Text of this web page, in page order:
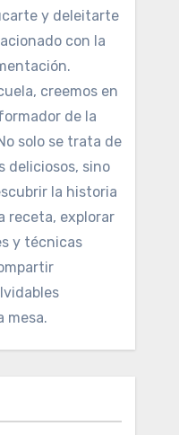
y deleitarte
con la
creemos en
de la
solo se trata de
deliciosos, sino
la historia
receta, explorar
y técnicas
mesa.